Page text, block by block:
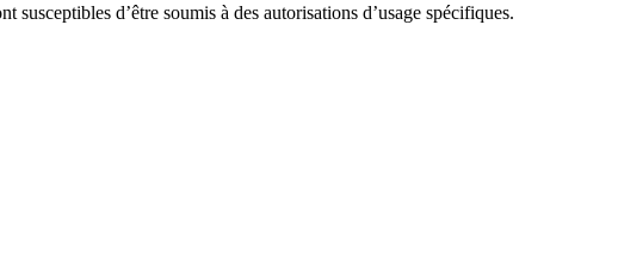
d’être soumis à des autorisations d’usage spécifiques.